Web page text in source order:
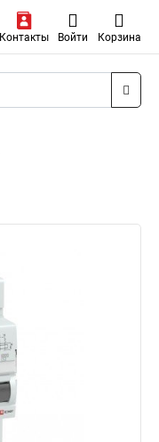
Контакты Войти Корзина